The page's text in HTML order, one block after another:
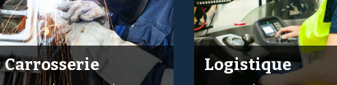
Carrosserie Logistique